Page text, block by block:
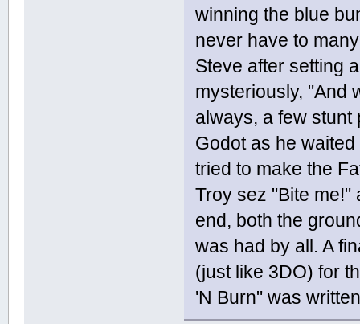
winning the blue
never have to
Steve after setting
mysteriously, "And
always, a few stunt
Godot as he
tried to make the
Troy sez "Bite me!"
end, both the
was had by all. A
(just like 3DO) for
'N Burn" was